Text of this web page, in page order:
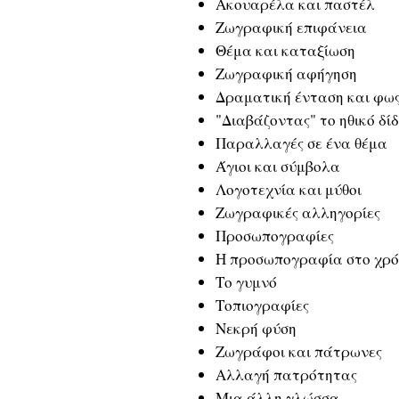
Ζωγραφική επιφάνεια
Θέμα και καταξίωση
Ζωγραφική αφήγηση
Δραματική ένταση και
"Διαβάζοντας" το ηθικό
Παραλλαγές σε ένα θέμα
Άγιοι και σύμβολα
Λογοτεχνία και μύθοι
Ζωγραφικές αλληγορίες
Προσωπογραφίες
Η προσωπογραφία στο
Το γυμνό
Τοπιογραφίες
Νεκρή φύση
Ζωγράφοι και πάτρωνες
Αλλαγή πατρότητας